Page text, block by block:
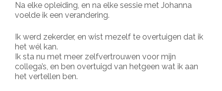
Na elke opleiding, en na elke sessie met Johanna
voelde ik een verandering.
Ik werd zekerder, en wist mezelf te overtuigen dat ik
het wél kan.
Ik sta nu met meer zelfvertrouwen voor mijn
collega’s, en ben overtuigd van hetgeen wat ik aan
het vertellen ben.